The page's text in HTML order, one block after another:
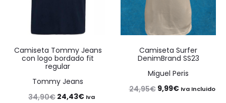
Camiseta Tommy Jeans
con logo bordado fit
regular
Tommy Jeans
34,90€ El
24,43€ElIva
Camiseta Surfer
DenimBrand SS23
Miguel Peris
24,95€ El
9,99€ElIva Incluido